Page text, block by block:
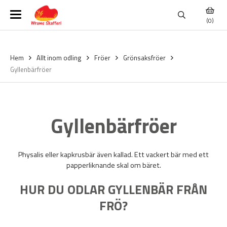
(0)
Hem Allt inom odling Fröer
Grönsaksfröer
Gyllenbärfröer
Gyllenbärfröer
Physalis eller kapkrusbär även kallad. Ett vackert bär med ett
papperliknande skal om bäret.
HUR DU ODLAR GYLLENBÄR FRÅN
FRÖ?